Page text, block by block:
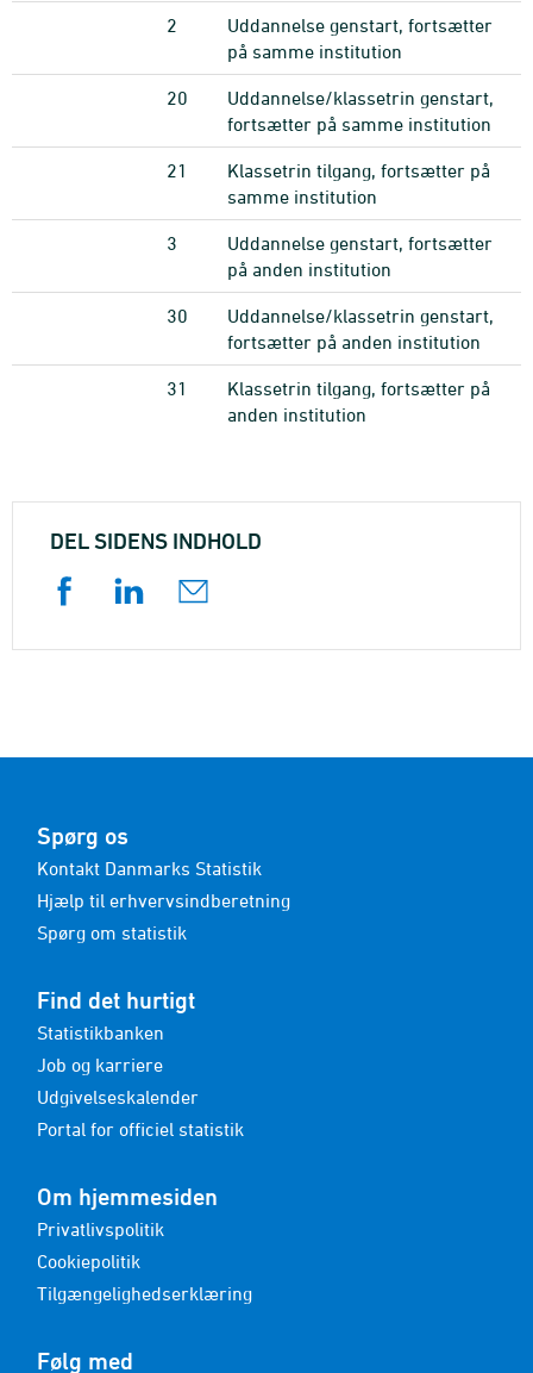
2
Uddannelse genstart, fortsætter
på samme institution
20
Uddannelse/klassetrin genstart,
fortsætter på samme institution
21
Klassetrin tilgang, fortsætter på
samme institution
3
Uddannelse genstart, fortsætter
på anden institution
30
Uddannelse/klassetrin genstart,
fortsætter på anden institution
31
Klassetrin tilgang, fortsætter på
anden institution
DEL SIDENS INDHOLD
Spørg os
Kontakt Danmarks Statistik
Hjælp til erhvervsindberetning
Spørg om statistik
Find det hurtigt
Statistikbanken
Job og karriere
Udgivelseskalender
Portal for officiel statistik
Om hjemmesiden
Privatlivspolitik
Cookiepolitik
Tilgængelighedserklæring
Følg med